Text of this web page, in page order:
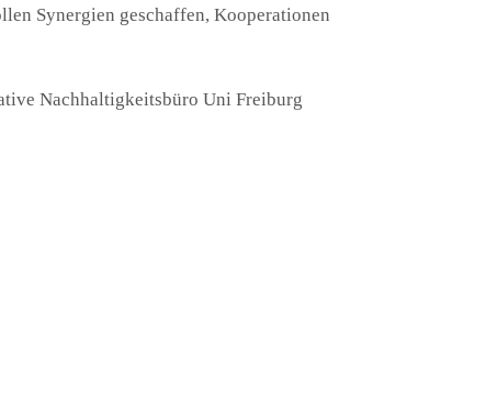
Synergien geschaffen, Kooperationen
Nachhaltigkeitsbüro Uni Freiburg